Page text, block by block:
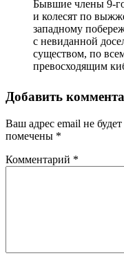
Бывшие члены 9-
и колесят по
западному
с невиданной
существом, по
превосходящим
Добавить
Ваш адрес email не
помечены *
Комментарий *